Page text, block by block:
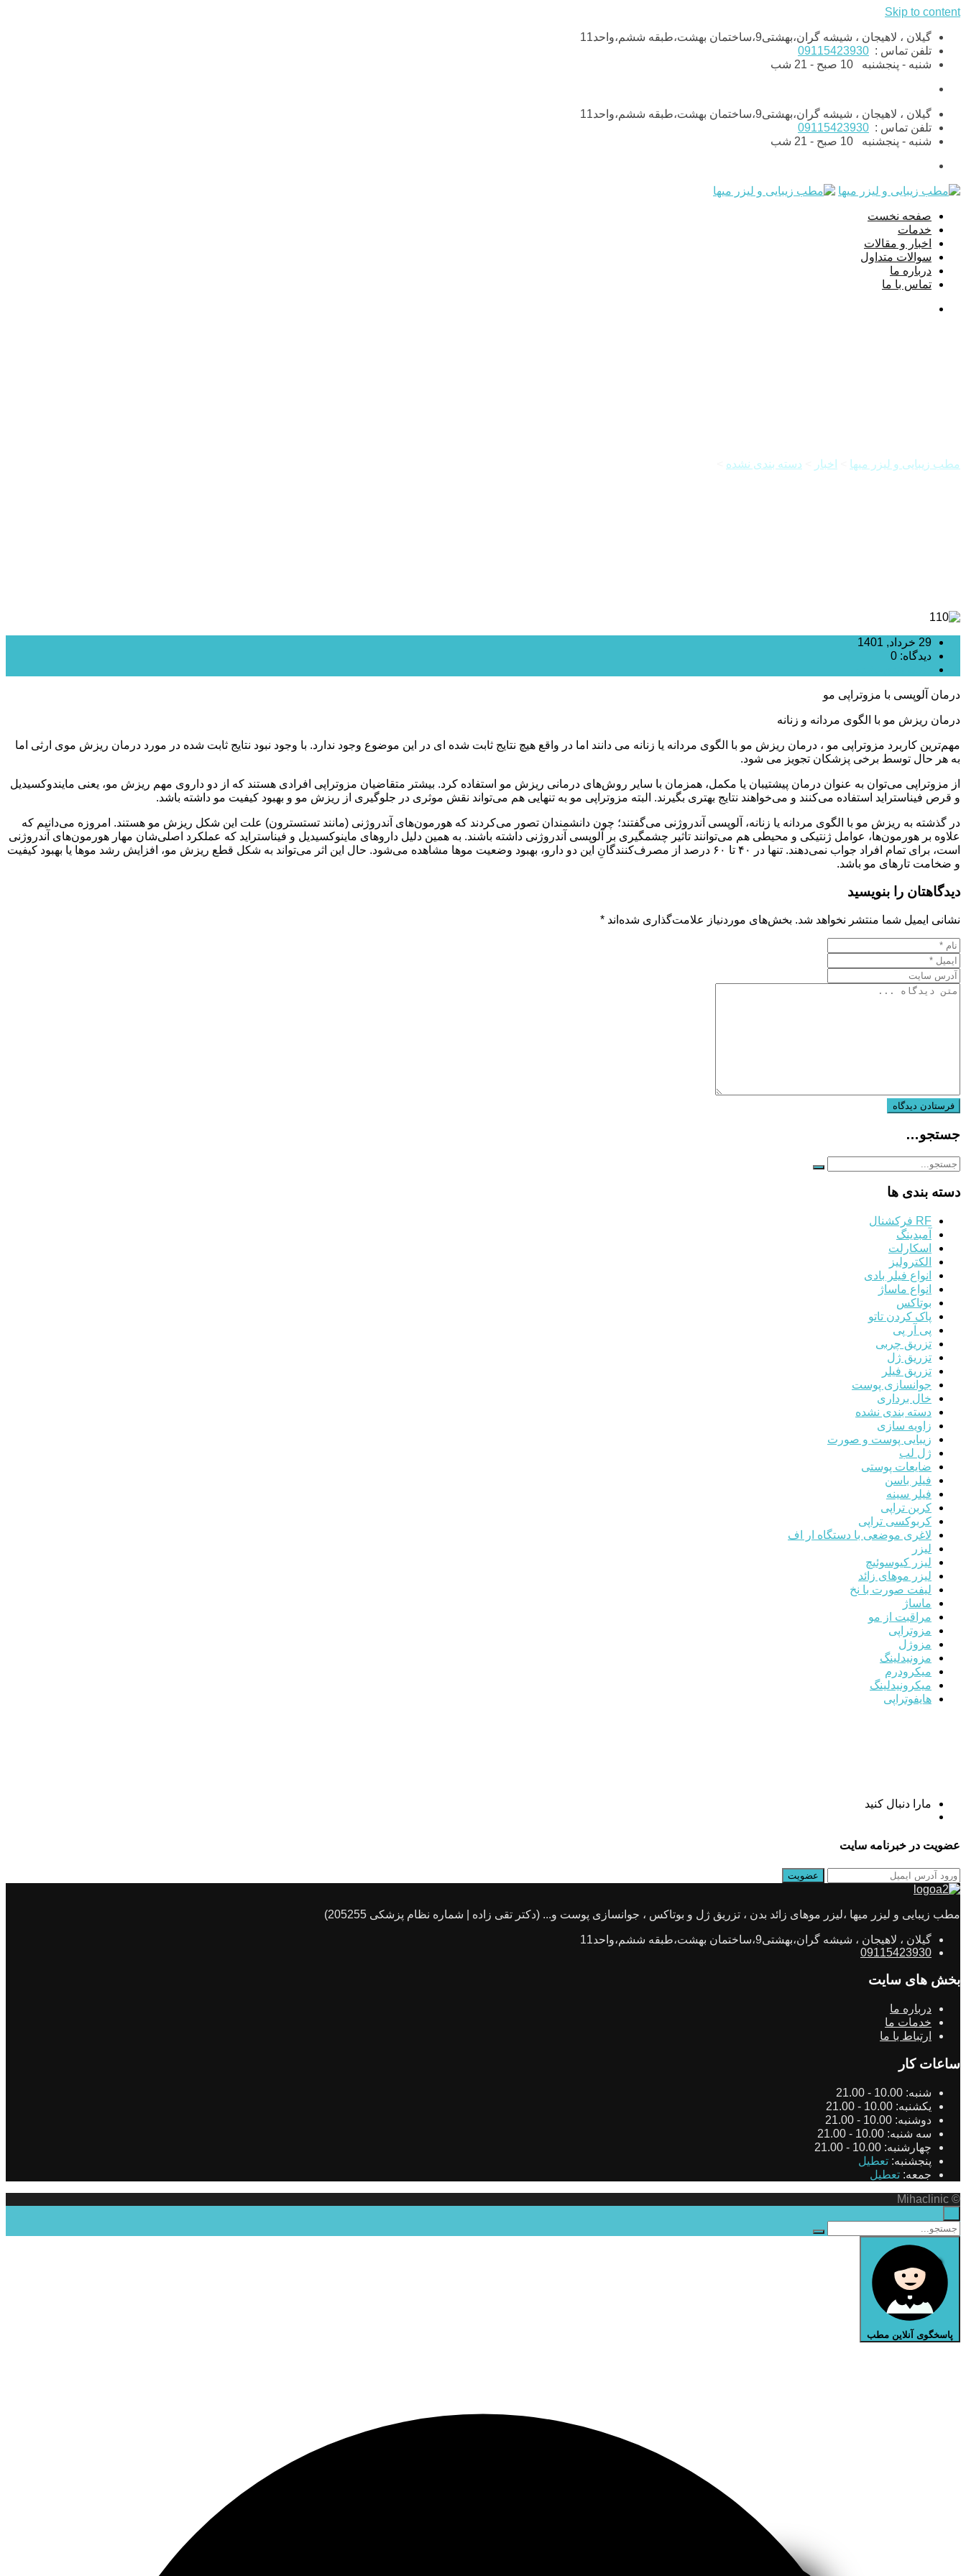
Skip to content
گیلان ، لاهیجان ، شیشه گران،بهشتی9،ساختمان بهشت،طبقه ششم،واحد11
تلفن تماس : 09115423930
شنبه - پنجشنبه
گیلان ، لاهیجان ، شیشه گران،بهشتی9،ساختمان بهشت،طبقه ششم،واحد11
تلفن تماس : 09115423930
شنبه - پنجشنبه
صفحه نخست
خدمات
اخبار و مقالات
سوالات متداول
درباره ما
تماس با ما
مطب زیبایی و لیزر میها اخبار دسته بندی نشده
29 خرداد, 1401
دیدگاه: 0
درمان آلوپسی با مزوتراپی مو
درمان ریزش مو با الگوی مردانه و زنانه
مهم‌ترین کاربرد مزوتراپی مو ، درمان ریزش مو با الگوی مردانه یا زنانه می دانند اما در واقع هیچ نتایج ثابت شده ای در این موضوع وجود ندارد. با وجود نبود نتایج ثابت شده در مورد درمان ریزش موی ارثی اما
به هر حال توسط برخی پزشکان تجویز می شود.
از مزوتراپی می‌توان به عنوان درمان پیشتیبان یا مکمل، همزمان با سایر روش‌های درمانی ریزش مو استفاده کرد. بیشتر متقاضیان مزوتراپی افرادی هستند که از دو داروی مهم ریزش مو، یعنی مایندوکسیدیل
و قرص فیناستراید استفاده می‌کنند و می‌خواهند نتایج بهتری بگیرند. البته مزوتراپی مو به تنهایی هم می‌تواند نقش موثری در جلوگیری از ریزش مو و بهبود کیفیت مو داشته باشد.
در گذشته به ریزش مو با الگوی مردانه یا زنانه، آلوپسی آندروژنی می‌گفتند؛ چون دانشمندان تصور می‌کردند که هورمون‌های آندروژنی (مانند تستسترون) علت این شکل ریزش مو هستند. امروزه می‌دانیم که
علاوه بر هورمون‌ها، عوامل ژنتیکی و محیطی هم می‌توانند تاثیر چشمگیری بر آلوپسی آندروژنی داشته باشند. به همین دلیل داروهای ماینوکسیدیل و فیناستراید که عملکرد اصلی‌شان مهار هورمون‌های آندروژنی
است، برای تمام افراد جواب نمی‌دهند. تنها در ۴۰ تا ۶۰ درصد از مصرف‌کنندگانِ این دو دارو، بهبود وضعیت موها مشاهده می‌شود. حال این اثر می‌تواند به شکل قطع ریزش مو، افزایش رشد موها یا بهبود کیفیت
و ضخامت‌ تارهای مو باشد.
دیدگاهتان را بنویسید
نشانی ایمیل شما منتشر نخواهد شد. بخش‌های موردنیاز علامت‌گذاری شده‌اند *
جستجو…
دسته بندی ها
RF فرکشنال
آمبدینگ
اسکارلت
الکترولیز
انواع فیلر بادی
انواع ماساژ
بوتاکس
پاک کردن تاتو
پی آر پی
تزریق چربی
تزریق ژل
تزریق فیلر
جوانسازی پوست
خال برداری
دسته بندی نشده
زاویه سازی
زیبایی پوست و صورت
ژل لب
ضایعات پوستی
فیلر باسن
فیلر سینه
کربن تراپی
کربوکسی تراپی
لاغری موضعی با دستگاه ار اف
لیزر
لیزر کیوسوئیچ
لیزر موهای زائد
لیفت صورت با نخ
ماساژ
مراقبت از مو
مزوتراپی
مزوژل
مزونیدلینگ
میکرودرم
میکرونیدلینگ
هایفوتراپی
مارا دنبال کنید
عضویت در خبرنامه سایت
مطب زیبایی و لیزر میها ،لیزر موهای زائد بدن ، تزریق ژل و بوتاکس ، جوانسازی پوست و... (دکتر تقی زاده | شماره نظام پزشکی 205255)
گیلان ، لاهیجان ، شیشه گران،بهشتی9،ساختمان بهشت،طبقه ششم،واحد11
09115423930
بخش های سایت
درباره ما
خدمات ما
ارتباط با ما
ساعات کار
شنبه: 10.00 - 21.00
یکشنبه: 10.00 - 21.00
دوشنبه: 10.00 - 21.00
سه شنبه: 10.00 - 21.00
چهارشنبه: 10.00 - 21.00
پنجشنبه: تعطیل
جمعه: تعطیل
© Mihaclinic
پاسخگوی آنلاین مطب